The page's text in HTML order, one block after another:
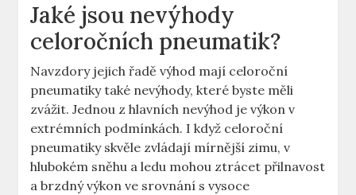
Jaké jsou nevýhody
celoročních pneumatik?
Navzdory jejich řadě výhod mají celoroční
pneumatiky také nevýhody, které byste měli
zvážit. Jednou z hlavních nevýhod je výkon v
extrémních podmínkách. I když celoroční
pneumatiky skvěle zvládají mírnější zimu, v
hlubokém sněhu a ledu mohou ztrácet přilnavost
a brzdný výkon ve srovnání s vysoce